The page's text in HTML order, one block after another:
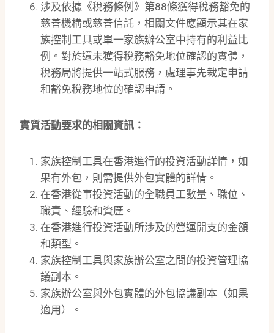
涉及依據《稅務條例》第88條獲得稅務豁免的
慈善機構或慈善信託，相關文件應顯示其在家
族控制工具或單一家族辦公室中持有的利益比
例。對於還未獲得稅務豁免地位確認的實體，
稅務局將提供一站式服務，處理事先裁定申請
和豁免稅務地位的確認申請。
實質活動要求的相關資訊：
家族控制工具在香港進行的投資活動詳情，如
果有外包，則需提供外包實體的詳情。
在香港從事投資活動的全職員工數量、職位、
職責、經驗和資歷。
在香港進行投資活動所涉及的營運開支的金額
和類型。
家族控制工具與家族辦公室之間的投資管理協
議副本。
家族辦公室與外包實體的外包協議副本（如果
適用）。